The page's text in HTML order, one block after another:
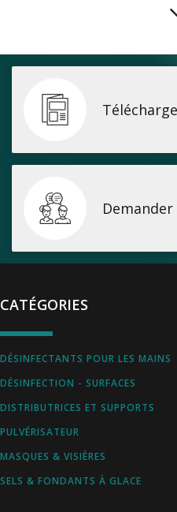
CATÉGORIES
DÉSINFECTANTS POUR LES MAINS
DÉSINFECTION - SURFACES
DISTRIBUTRICES ET SUPPORTS
PULVÉRISATEUR
MASQUES & VISIÈRES
SELS & FONDANTS À GLACE